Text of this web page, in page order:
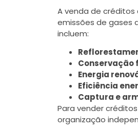
A venda de
emissões de gases
incluem:
Conservação
Energia
Eficiência
Captura e
Para vender
organização